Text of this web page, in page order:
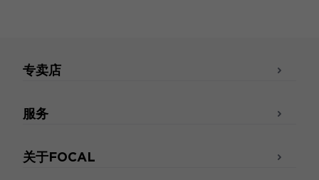
专卖店
服务
关于FOCAL